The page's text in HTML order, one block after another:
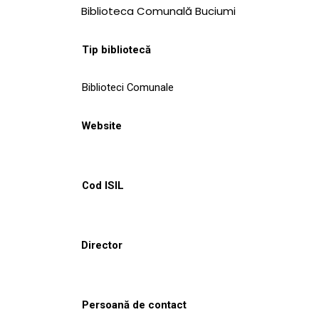
CULTURALE
NOUTĂȚI
Biblioteca Comunală Buciumi
Tip bibliotecă
Biblioteci Comunale
Website
Cod ISIL
Director
Persoană de contact